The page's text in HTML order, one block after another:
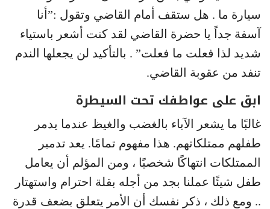
سيارة ما . هل ستقف أمام القاضي وتقول :”أنا
آسفة جداً يا حضرة القاضي لقد كنت أشعر باستياء
شديد لذا فعلت ما فعلت” . بالتأكيد لن يجعلها الندم
تنفد من عقوبة القاضي.
ابق على عواطفك تحت السيطرة
غالبًا ما يشعر الآباء بالغضب والغيظ عندما يدمر
طفلهم ممتلكاتهم. هذا مفهوم تمامًا. يعد تدمير
الممتلكات انتهاكًا شخصيًا ، ومن المؤلم أن يعامل
طفل شيئًا عملنا بجد من أجله بقلة احترام واستهتار
.. ومع ذلك ، ذكر نفسك أن الأمر يتعلق بضعف قدرة